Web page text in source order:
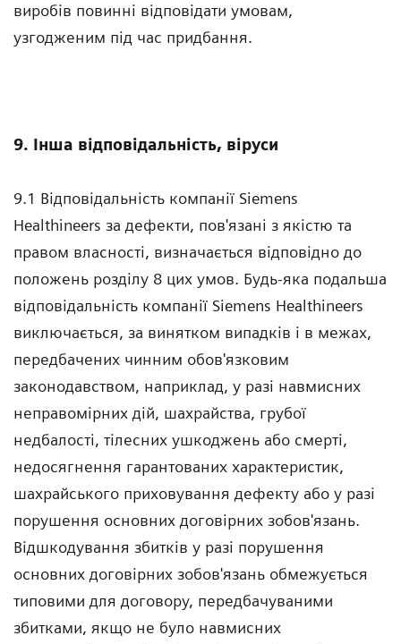
виробів повинні відповідати умовам,
узгодженим під час придбання.
9. Інша відповідальність, віруси
9.1 Відповідальність компанії Siemens
Healthineers за дефекти, пов'язані з якістю та
правом власності, визначається відповідно до
положень розділу 8 цих умов. Будь-яка подальша
відповідальність компанії Siemens Healthineers
виключається, за винятком випадків і в межах,
передбачених чинним обов'язковим
законодавством, наприклад, у разі навмисних
неправомірних дій, шахрайства, грубої
недбалості, тілесних ушкоджень або смерті,
недосягнення гарантованих характеристик,
шахрайського приховування дефекту або у разі
порушення основних договірних зобов'язань.
Відшкодування збитків у разі порушення
основних договірних зобов'язань обмежується
типовими для договору, передбачуваними
збитками, якщо не було навмисних